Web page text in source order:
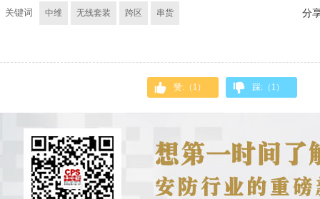
关键词 中维 无线套装 跨区 串货 分
赞:（ 1 ） 踩:（ 1 ）